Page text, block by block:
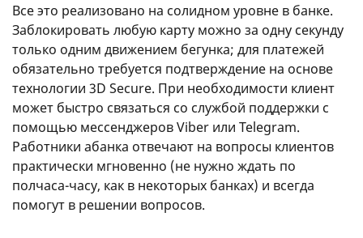
Все это реализовано на солидном уровне в банке.
Заблокировать любую карту можно за одну секунду
только одним движением бегунка; для платежей
обязательно требуется подтверждение на основе
технологии 3D Secure. При необходимости клиент
может быстро связаться со службой поддержки с
помощью мессенджеров Viber или Telegram.
Работники абанка отвечают на вопросы клиентов
практически мгновенно (не нужно ждать по
полчаса-часу, как в некоторых банках) и всегда
помогут в решении вопросов.